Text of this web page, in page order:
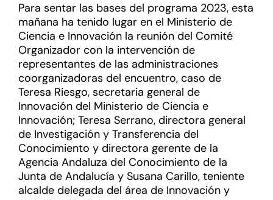
Para sentar las bases del programa 2023, esta
mañana ha tenido lugar en el Ministerio de
Ciencia e Innovación la reunión del Comité
Organizador con la intervención de
representantes de las administraciones
coorganizadoras del encuentro, caso de
Teresa Riesgo, secretaria general de
Innovación del Ministerio de Ciencia e
Innovación; Teresa Serrano, directora general
de Investigación y Transferencia del
Conocimiento y directora gerente de la
Agencia Andaluza del Conocimiento de la
Junta de Andalucía y Susana Carillo, teniente
alcalde delegada del área de Innovación y